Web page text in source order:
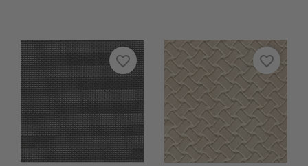
favorite_border favorite_border